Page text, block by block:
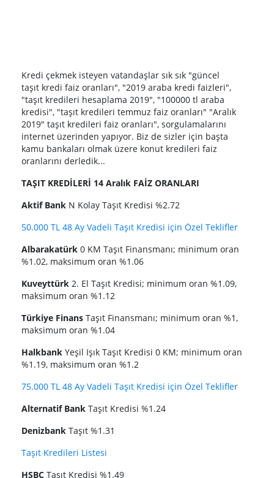
Kredi çekmek isteyen vatandaşlar sık sık "güncel
taşıt kredi faiz oranları", "2019 araba kredi faizleri",
"taşıt kredileri hesaplama 2019", "100000 tl araba
kredisi", "taşıt kredileri temmuz faiz oranları" "Aralık
2019" taşıt kredileri faiz oranları", sorgulamalarını
internet üzerinden yapıyor. Biz de sizler için başta
kamu bankaları olmak üzere konut kredileri faiz
oranlarını derledik...
TAŞIT KREDİLERİ 14 Aralık FAİZ ORANLARI
Aktif Bank N Kolay Taşıt Kredisi %2.72
50.000 TL 48 Ay Vadeli Taşıt Kredisi için Özel Teklifler
Albarakatürk 0 KM Taşıt Finansmanı; minimum oran
%1.02, maksimum oran %1.06
Kuveyttürk 2. El Taşıt Kredisi; minimum oran %1.09,
maksimum oran %1.12
Türkiye Finans Taşıt Finansmanı; minimum oran %1,
maksimum oran %1.04
Halkbank Yeşil Işık Taşıt Kredisi 0 KM; minimum oran
%1.19, maksimum oran %1.2
75.000 TL 48 Ay Vadeli Taşıt Kredisi için Özel Teklifler
Alternatif Bank Taşıt Kredisi %1.24
Denizbank Taşıt %1.31
Taşıt Kredileri Listesi
HSBC Taşıt Kredisi %1.49